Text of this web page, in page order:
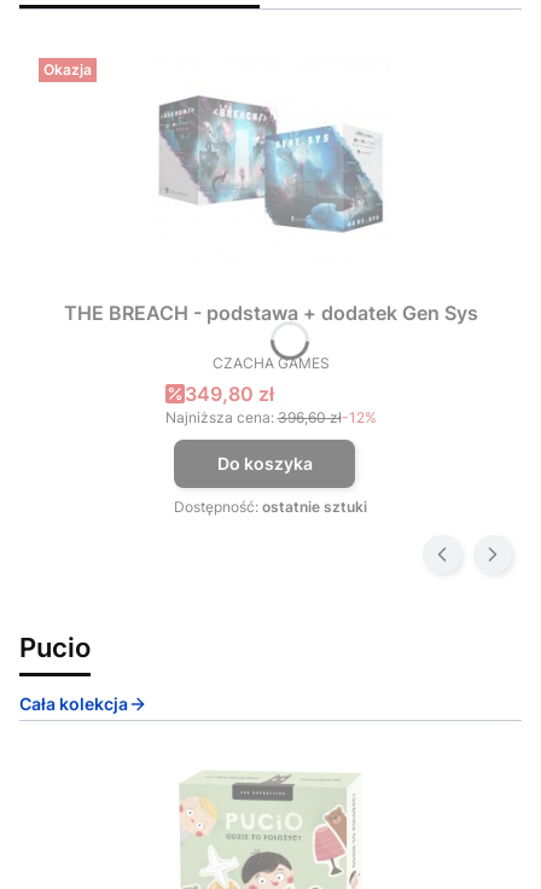
Okazja
THE BREACH - podstawa + dodatek Gen Sys
PRODUCENT
CZACHA GAMES
Cena promocyjna
349,80 zł
Najniższa cena: 396,60 zł-12%
Do koszyka
Dostępność: ostatnie sztuki
Pucio
Cała kolekcja